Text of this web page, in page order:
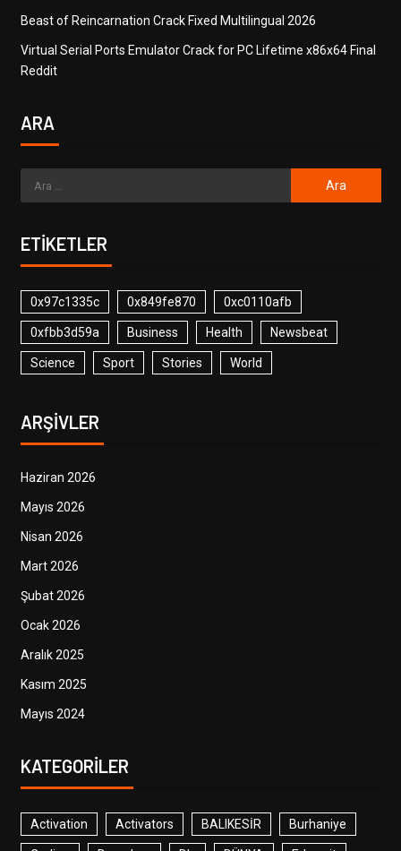
Beast of Reincarnation Crack Fixed Multilingual 2026
Virtual Serial Ports Emulator Crack for PC Lifetime x86x64 Final
Reddit
ARA
ETIKETLER
0x97c1335c 0x849fe870 0xc0110afb
0xfbb3d59a Business Health Newsbeat
Science Sport Stories World
ARŞIVLER
Haziran 2026
Mayıs 2026
Nisan 2026
Mart 2026
Şubat 2026
Ocak 2026
Aralık 2025
Kasım 2025
Mayıs 2024
KATEGORILER
Activation Activators BALIKESİR Burhaniye